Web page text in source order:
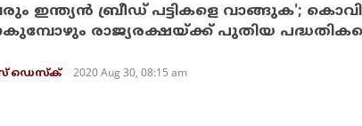
ഇന്ത്യന്‍ ബ്രീഡ് പട്ടികളെ വാങ്ങുക';
രാജ്യരക്ഷയ്ക്ക് പുതിയ
ഡെസ്‌ക് 2020 Aug 30, 08:15 am